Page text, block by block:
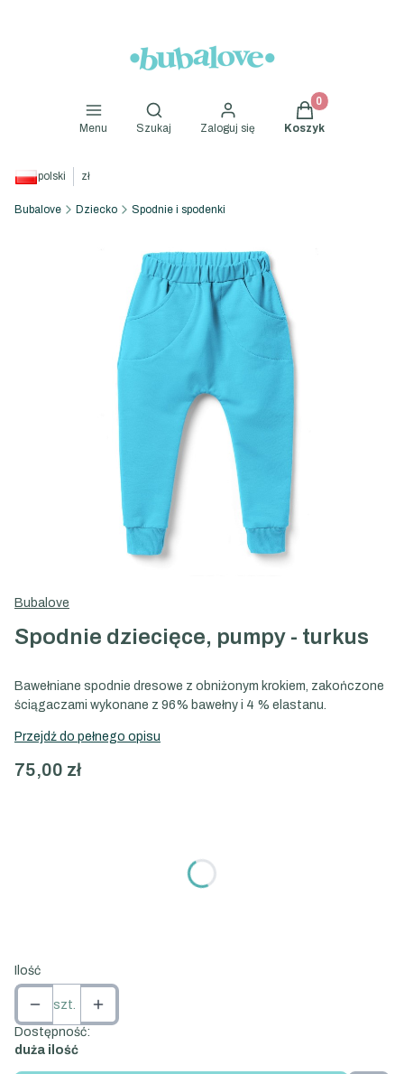
Menu
Otwórz wyszukiwarkę
Szukaj Zaloguj się
Produkty w
Koszyk
polski zł
Bubalove Dziecko Spodnie i spodenki
Bubalove
Spodnie dziecięce, pumpy - turkus
Bawełniane spodnie dresowe z obniżonym krokiem, zakończone
ściągaczami wykonane z 96% bawełny i 4 % elastanu.
Przejdź do pełnego opisu
Cena
75,00 zł
Ilość
szt.
Dostępność:
duża ilość